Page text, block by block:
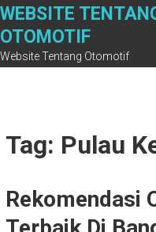
Skip
content
WEBSITE
OTOMOTIF
Website Tentang Otomotif
Tag: Pulau
Rekomendasi